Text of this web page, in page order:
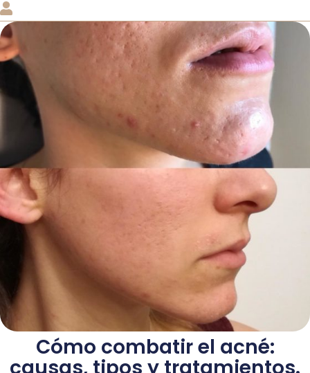
Cómo combatir el acné: